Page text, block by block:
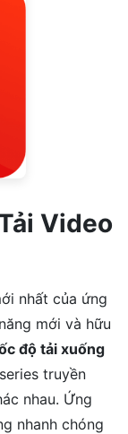
Video
nhất của ứng
mới và hữu
độ tải xuống
truyền
nhau. Ứng
nhanh chóng